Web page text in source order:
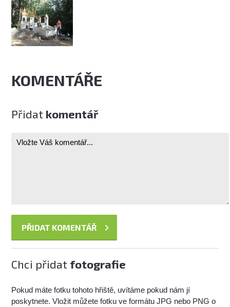
KOMENTÁŘE
Přidat komentář
Chci přidat fotografie
Pokud máte fotku tohoto hřiště, uvítáme pokud nám jí
poskytnete. Vložit můžete fotku ve formátu JPG nebo PNG o